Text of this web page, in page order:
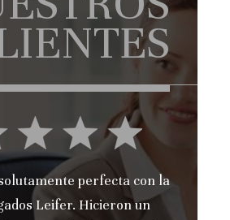
perfecta con la
Leifer. Hicieron un